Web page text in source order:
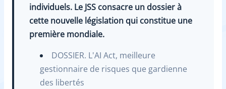
individuels. Le JSS consacre un dossier à
cette nouvelle législation qui constitue une
première mondiale.
DOSSIER. L'AI Act, meilleure
gestionnaire de risques que gardienne
des libertés